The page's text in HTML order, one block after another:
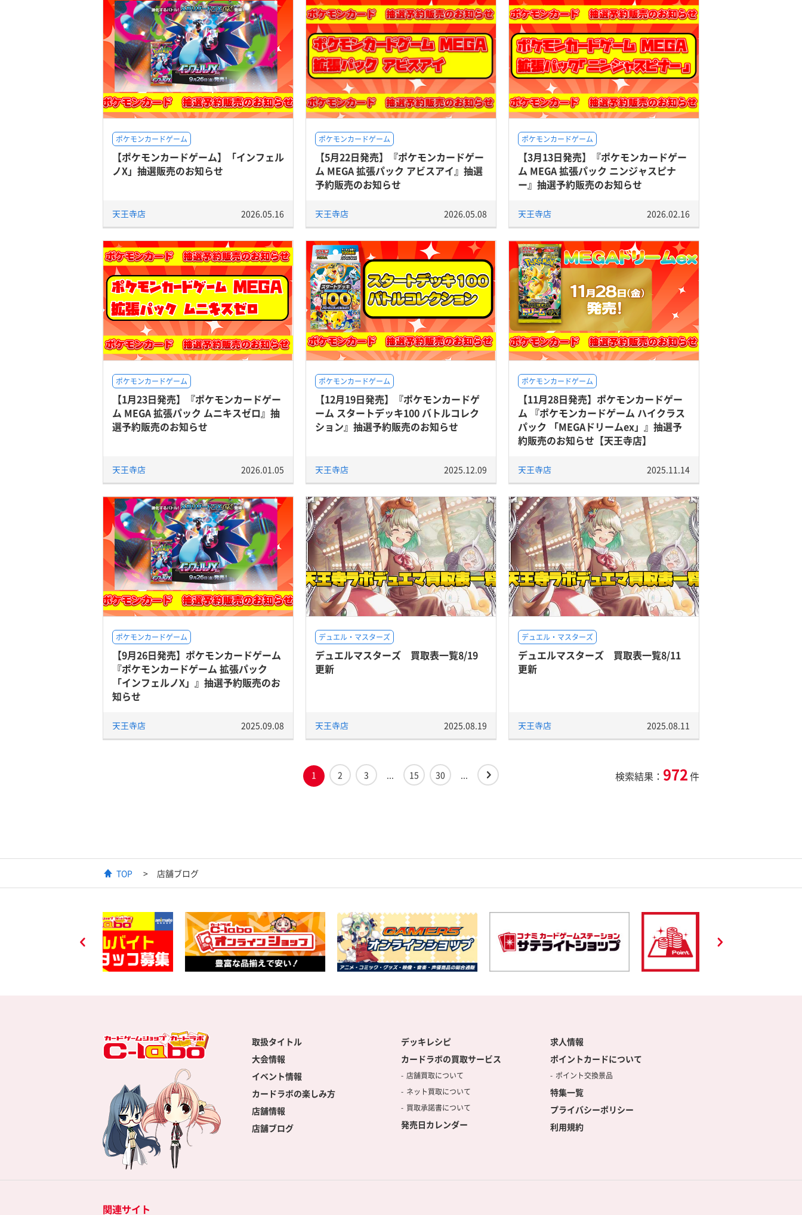
ポケモンカードゲーム
【ポケモンカードゲーム】「インフェル
ノX」抽選販売のお知らせ
天王寺店 2026.05.16
ポケモンカードゲーム
【5月22日発売】『ポケモンカードゲー
ム MEGA 拡張パック アビスアイ』抽選
予約販売のお知らせ
天王寺店 2026.05.08
ポケモンカードゲーム
【3月13日発売】『ポケモンカードゲー
ム MEGA 拡張パック ニンジャスピナ
ー』抽選予約販売のお知らせ
天王寺店 2026.02.16
ポケモンカードゲーム
【1月23日発売】『ポケモンカードゲー
ム MEGA 拡張パック ムニキスゼロ』抽
選予約販売のお知らせ
天王寺店 2026.01.05
ポケモンカードゲーム
【12月19日発売】『ポケモンカードゲ
ーム スタートデッキ100 バトルコレク
ション』抽選予約販売のお知らせ
天王寺店 2025.12.09
ポケモンカードゲーム
【11月28日発売】ポケモンカードゲー
ム 『ポケモンカードゲーム ハイクラス
パック 「MEGAドリームex」』抽選予
約販売のお知らせ【天王寺店】
天王寺店 2025.11.14
ポケモンカードゲーム
【9月26日発売】ポケモンカードゲーム
『ポケモンカードゲーム 拡張パック
「インフェルノX」』抽選予約販売のお
知らせ
天王寺店 2025.09.08
デュエル・マスターズ
デュエルマスターズ 買取表一覧8/19
更新
天王寺店 2025.08.19
デュエル・マスターズ
デュエルマスターズ 買取表一覧8/11
更新
天王寺店 2025.08.11
1 2 3 ... 15 30 ... 検索結果： 972件
TOP 店舗ブログ
取扱タイトル
大会情報
イベント情報
カードラボの楽しみ方
店舗情報
店舗ブログ
デッキレシピ
カードラボの買取サービス
店舗買取について
ネット買取について
買取承諾書について
発売日カレンダー
求人情報
ポイントカードについて
ポイント交換景品
特集一覧
プライバシーポリシー
利用規約
関連サイト